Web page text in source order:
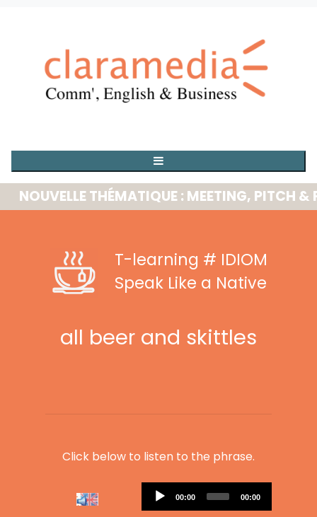
THÉMATIQUE : MEETING, PITCH &
T-learning # IDIOM
Speak Like a Native
all beer and skittles
Click below to listen to the phrase.
Audio
Player
Current
00:00
Total
00:00